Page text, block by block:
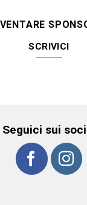
SCRIVICI
Seguici sui